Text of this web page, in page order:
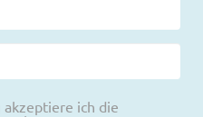
ich die